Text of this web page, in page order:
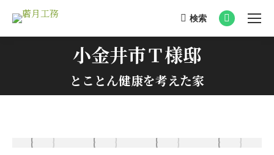
Search:
検索
Facebook
page
小金井市Ｔ様邸
とことん健康を考えた家
You are here: